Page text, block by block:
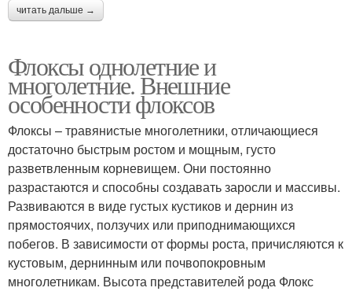
читать дальше →
Флоксы однолетние и
многолетние. Внешние
особенности флоксов
Флоксы – травянистые многолетники, отличающиеся
достаточно быстрым ростом и мощным, густо
разветвленным корневищем. Они постоянно
разрастаются и способны создавать заросли и массивы.
Развиваются в виде густых кустиков и дернин из
прямостоячих, ползучих или приподнимающихся
побегов. В зависимости от формы роста, причисляются к
кустовым, дернинным или почвопокровным
многолетникам. Высота представителей рода Флокс